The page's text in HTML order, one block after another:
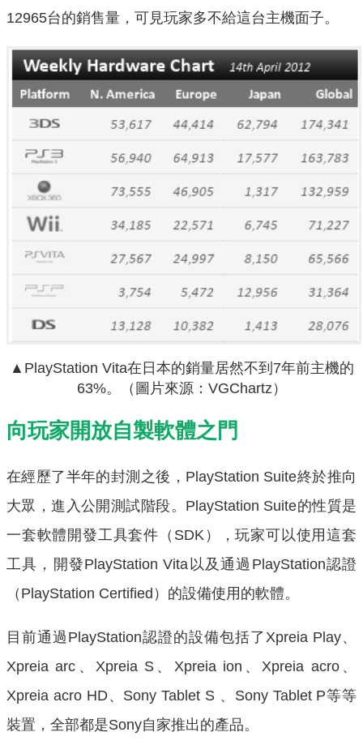
12965台的銷售量，可見玩家多不給這台主機面子。
▲PlayStation Vita在日本的銷量居然不到7年前主機的
63%。（圖片來源：VGChartz）
向玩家開放自製軟體之門
在經歷了半年的封測之後，PlayStation Suite終於推向
大眾，進入公開測試階段。PlayStation Suite的性質是
一套軟體開發工具套件（SDK），玩家可以使用這套
工具，開發PlayStation Vita以及通過PlayStation認證
（PlayStation Certified）的設備使用的軟體。
目前通過PlayStation認證的設備包括了Xpreia Play、
Xpreia arc、Xpreia S、Xpreia ion、Xpreia acro、
Xpreia acro HD、Sony Tablet S 、Sony Tablet P等等
裝置，全部都是Sony自家推出的產品。